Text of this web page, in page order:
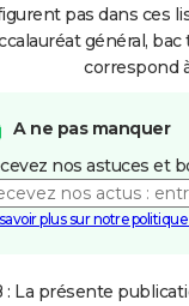
pas dans ces
général,
correspond
A ne pas manquer
nos astuces et
plus sur notre
: La présente